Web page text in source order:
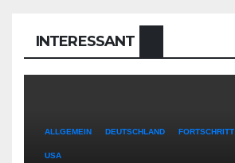
INTERESSANT
ALLGEMEIN DEUTSCHLAND FORTSCHRITT
USA